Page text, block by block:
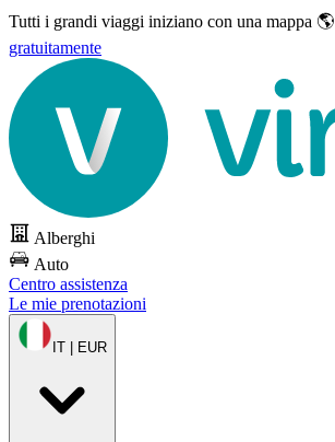
Tutti i grandi viaggi iniziano con una mappa 🌎
gratuitamente
Alberghi
Auto
Centro assistenza
Le mie prenotazioni
IT | EUR